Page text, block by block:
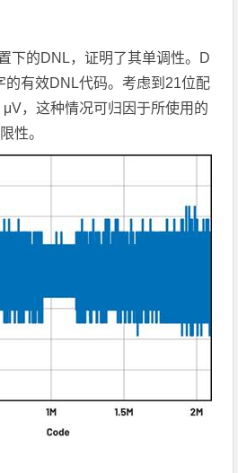
下的DNL，证明了其单调性。D
的有效DNL代码。考虑到21位配
，这种情况可归因于所使用的
性。